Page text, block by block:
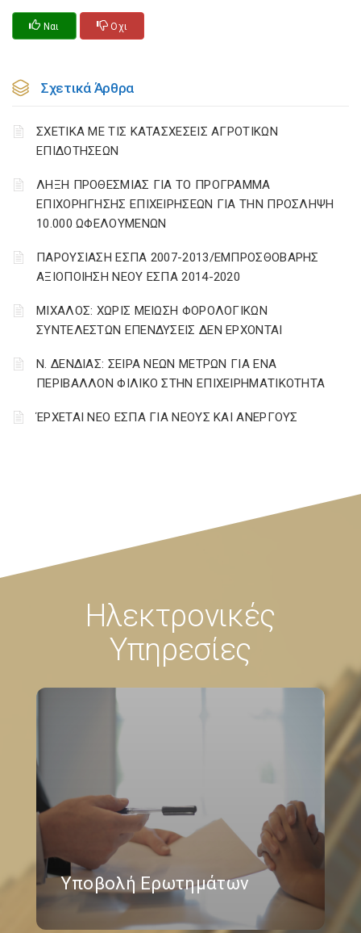
Ναι Οχι
Σχετικά Άρθρα
ΣΧΕΤΙΚΑ ΜΕ ΤΙΣ ΚΑΤΑΣΧΕΣΕΙΣ ΑΓΡΟΤΙΚΩΝ
ΕΠΙΔΟΤΗΣΕΩΝ
ΛΗΞΗ ΠΡΟΘΕΣΜΙΑΣ ΓΙΑ ΤΟ ΠΡΟΓΡΑΜΜΑ
ΕΠΙΧΟΡΗΓΗΣΗΣ ΕΠΙΧΕΙΡΗΣΕΩΝ ΓΙΑ ΤΗΝ ΠΡΟΣΛΗΨΗ
10.000 ΩΦΕΛΟΥΜΕΝΩΝ
ΠΑΡΟΥΣΙΑΣΗ ΕΣΠΑ 2007-2013/ΕΜΠΡΟΣΘΟΒΑΡΗΣ
ΑΞΙΟΠΟΙΗΣΗ ΝΕΟΥ ΕΣΠΑ 2014-2020
ΜΙΧΑΛΟΣ: ΧΩΡΙΣ ΜΕΙΩΣΗ ΦΟΡΟΛΟΓΙΚΩΝ
ΣΥΝΤΕΛΕΣΤΩΝ ΕΠΕΝΔΥΣΕΙΣ ΔΕΝ ΕΡΧΟΝΤΑΙ
Ν. ΔΕΝΔΙΑΣ: ΣΕΙΡΑ ΝΕΩΝ ΜΕΤΡΩΝ ΓΙΑ ΕΝΑ
ΠΕΡΙΒΑΛΛΟΝ ΦΙΛΙΚΟ ΣΤΗΝ ΕΠΙΧΕΙΡΗΜΑΤΙΚΟΤΗΤΑ
ΈΡΧΕΤΑΙ ΝΕΟ ΕΣΠΑ ΓΙΑ ΝΕΟΥΣ ΚΑΙ ΑΝΕΡΓΟΥΣ
Ηλεκτρονικές
Υπηρεσίες
Υποβολή Ερωτημάτων